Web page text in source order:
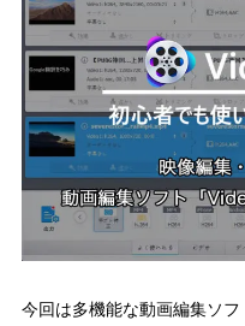
今回は多機能な動画編集ソ